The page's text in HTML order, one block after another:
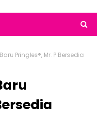
Pringles®, Mr. P Bersedia